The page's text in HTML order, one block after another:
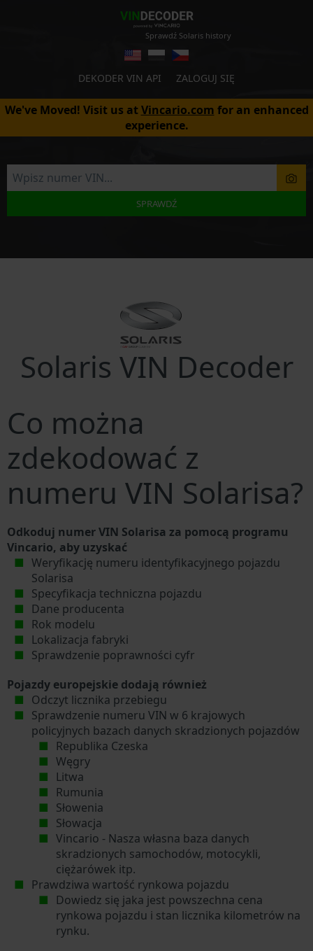
Sprawdź Solaris history
DEKODER VIN API ZALOGUJ SIĘ
We've Moved! Visit us atVincario.com for an enhanced
experience.
SPRAWDŹ
Solaris VIN Decoder
Co można
zdekodować z
numeru VIN Solarisa?
Odkoduj numer VIN Solarisa za pomocą programu
Vincario, aby uzyskać
Weryfikację numeru identyfikacyjnego pojazdu
Solarisa
Specyfikacja techniczna pojazdu
Dane producenta
Rok modelu
Lokalizacja fabryki
Sprawdzenie poprawności cyfr
Pojazdy europejskie dodają również
Odczyt licznika przebiegu
Sprawdzenie numeru VIN w 6 krajowych
policyjnych bazach danych skradzionych pojazdów
Republika Czeska
Węgry
Litwa
Rumunia
Słowenia
Słowacja
Vincario - Nasza własna baza danych
skradzionych samochodów, motocykli,
ciężarówek itp.
Prawdziwa wartość rynkowa pojazdu
Dowiedz się jaka jest powszechna cena
rynkowa pojazdu i stan licznika kilometrów na
rynku.